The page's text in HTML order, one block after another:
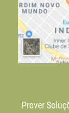
Prover